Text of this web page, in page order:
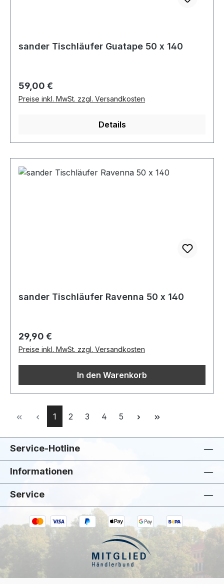
sander Tischläufer Guatape 50 x 140
Regulärer Preis:
59,00 €
Preise inkl. MwSt. zzgl. Versandkosten
Details
sander Tischläufer Ravenna 50 x 140
Regulärer Preis:
29,90 €
Preise inkl. MwSt. zzgl. Versandkosten
In den Warenkorb
Seite
1 Seite
2 Seite
3 Seite
4 Seite
5
Service-Hotline
Informationen
Service